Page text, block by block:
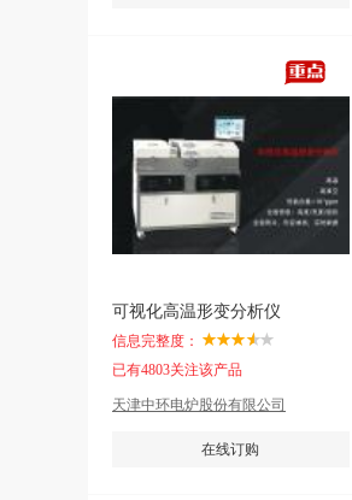
可视化高温形变分析仪
信息完整度：
已有4803关注该产品
天津中环电炉股份有限公司
在线订购